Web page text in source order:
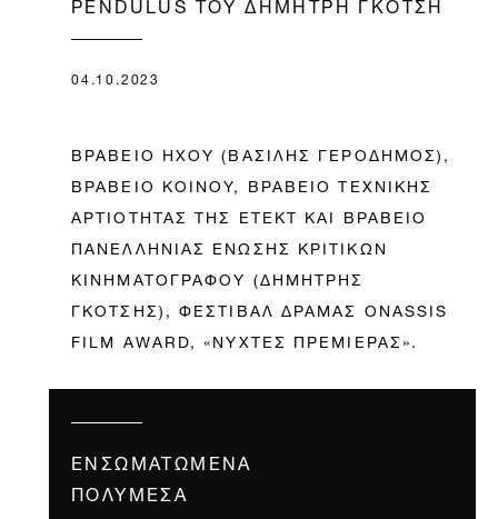
04.10.2023
ΒΡΑΒΕΙΟ ΗΧΟΥ (ΒΑΣΙΛΗΣ ΓΕΡΟΔΗΜΟΣ),
ΒΡΑΒΕΙΟ ΚΟΙΝΟΥ, ΒΡΑΒΕΙΟ ΤΕΧΝΙΚΗΣ
ΑΡΤΙΟΤΗΤΑΣ ΤΗΣ ΕΤΕΚΤ ΚΑΙ ΒΡΑΒΕΙΟ
ΠΑΝΕΛΛΗΝΙΑΣ ΕΝΩΣΗΣ ΚΡΙΤΙΚΩΝ
ΚΙΝΗΜΑΤΟΓΡΑΦΟΥ (ΔΗΜΗΤΡΗΣ
ΓΚΟΤΣΗΣ), ΦΕΣΤΙΒΑΛ ΔΡΑΜΑΣ ONASSIS
FILM AWARD, «ΝΥΧΤΕΣ ΠΡΕΜΙΕΡΑΣ».
ΕΝΣΩΜΑΤΩΜΈΝΑ
ΠΟΛΥΜΈΣΑ